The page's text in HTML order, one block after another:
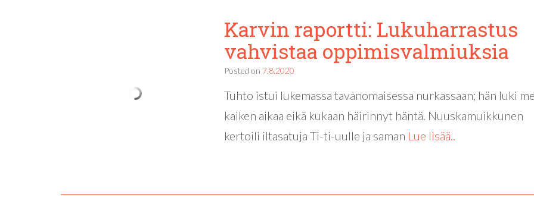
Karvin raportti: Lukuharrastus
vahvistaa oppimisvalmiuksia
Posted on 7.8.2020
Tuhto istui lukemassa tavanomaisessa nurkassaan; hän luki
kaiken aikaa eikä kukaan häirinnyt häntä. Nuuskamuikkunen
kertoili iltasatuja Ti-ti-uulle ja saman Lue lisää..